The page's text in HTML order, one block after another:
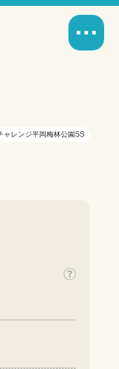
レンジ平岡梅林公園SS